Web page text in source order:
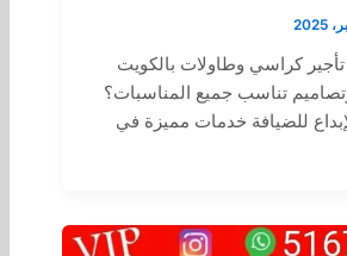
كراسي وطاولات بالكويت
تناسب جميع المناسبات؟
للضيافة خدمات مميزة في